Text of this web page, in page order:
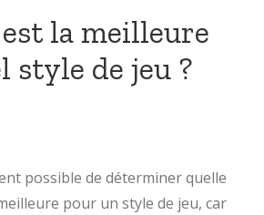
la meilleure
style de jeu ?
possible de déterminer quelle
pour un style de jeu, car